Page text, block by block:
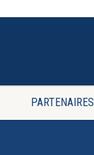
PARTENAIRES